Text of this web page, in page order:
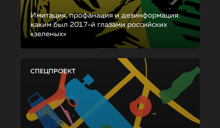
Имитация, профанация и дезинформация:
каким был 2017-й глазами российских
«зеленых»
СПЕЦПРОЕКТ